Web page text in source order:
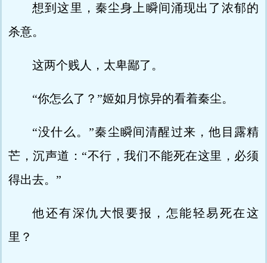
想到这里，秦尘身上瞬间涌现出了浓郁的
杀意。
这两个贱人，太卑鄙了。
“你怎么了？”姬如月惊异的看着秦尘。
“没什么。”秦尘瞬间清醒过来，他目露精
芒，沉声道：“不行，我们不能死在这里，必须
得出去。”
他还有深仇大恨要报，怎能轻易死在这
里？